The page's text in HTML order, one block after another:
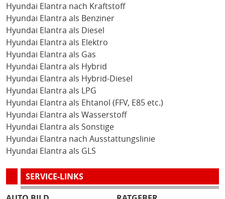
Hyundai Elantra nach Kraftstoff
Hyundai Elantra als Benziner
Hyundai Elantra als Diesel
Hyundai Elantra als Elektro
Hyundai Elantra als Gas
Hyundai Elantra als Hybrid
Hyundai Elantra als Hybrid-Diesel
Hyundai Elantra als LPG
Hyundai Elantra als Ehtanol (FFV, E85 etc.)
Hyundai Elantra als Wasserstoff
Hyundai Elantra als Sonstige
Hyundai Elantra nach Ausstattungslinie
Hyundai Elantra als GLS
SERVICE-LINKS